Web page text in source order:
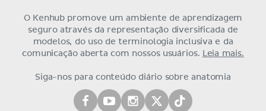
O Kenhub promove um ambiente de aprendizagem
seguro através da representação diversificada de
modelos, do uso de terminologia inclusiva e da
comunicação aberta com nossos usuários. Leia mais.
Siga-nos para conteúdo diário sobre anatomia